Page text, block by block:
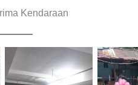
Kendaraan